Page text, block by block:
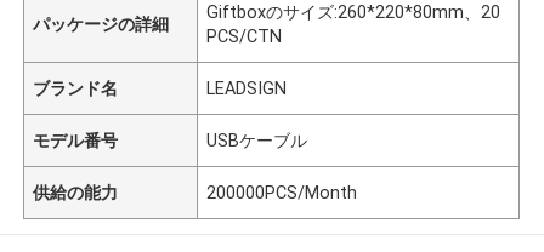
パッケージの詳細
Giftboxのサイズ:260*220*80mm、20
PCS/CTN
ブランド名 LEADSIGN
モデル番号 USBケーブル
供給の能力 200000PCS/Month